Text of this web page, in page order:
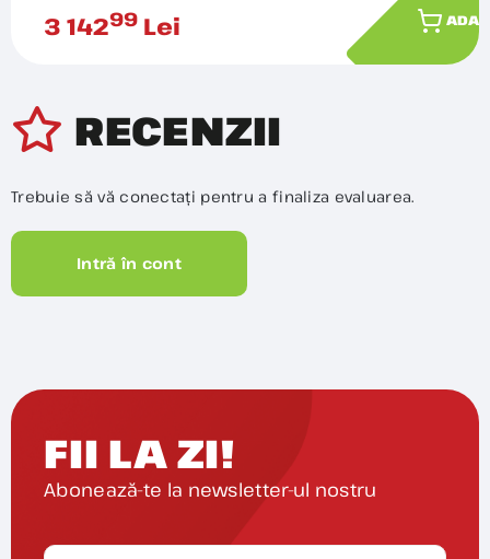
3 14299 Lei
RECENZII
Trebuie să vă conectați pentru a finaliza evaluarea.
Intră în cont
FII LA ZI!
Abonează-te la newsletter-ul nostru